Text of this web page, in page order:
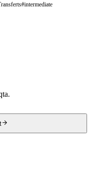
#intermediate